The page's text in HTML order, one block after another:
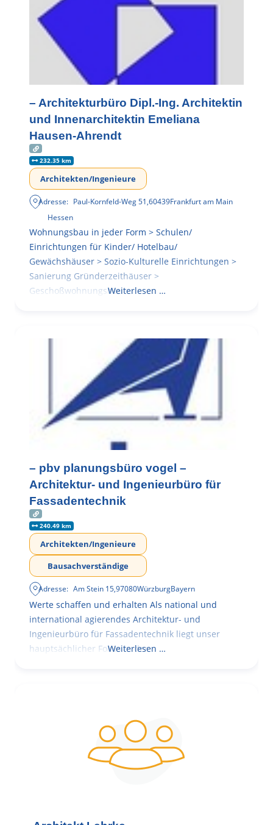
– Architekturbüro Dipl.-Ing. Architektin
und Innenarchitektin Emeliana
Hausen-Ahrendt
232.35 km
Architekten/Ingenieure
Adresse: Paul-Kornfeld-Weg 51,60439Frankfurt am Main
Hessen
Wohnungsbau in jeder Form > Schulen/
Einrichtungen für Kinder/ Hotelbau/
Gewächshäuser > Sozio-Kulturelle Einrichtungen >
Sanierung Gründerzeithäuser >
GeschoßwohnungsbauWeiterlesen …
– pbv planungsbüro vogel –
Architektur- und Ingenieurbüro für
Fassadentechnik
240.49 km
Architekten/Ingenieure
Bausachverständige
Adresse: Am Stein 15,97080WürzburgBayern
Werte schaffen und erhalten Als national und
international agierendes Architektur- und
Ingenieurbüro für Fassadentechnik liegt unser
hauptsächlicher Fokus in der
Weiterlesen …